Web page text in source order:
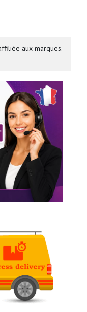
aux marques.